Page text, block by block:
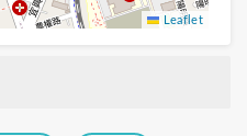
Leaflet